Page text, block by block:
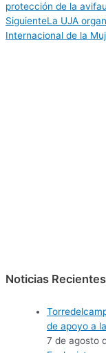
protección de la
SiguienteLa UJA
Internacional de la
Noticias Recientes
de apoyo a
7 de agosto